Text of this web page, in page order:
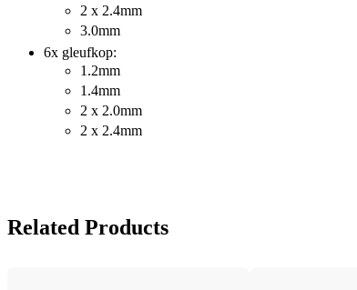
2 x 2.4mm
3.0mm
6x gleufkop:
1.2mm
1.4mm
2 x 2.0mm
2 x 2.4mm
Related Products